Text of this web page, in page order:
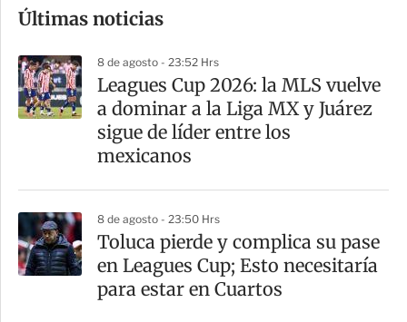
m
a
r
t
Últimas noticias
8 de agosto - 23:52 Hrs
Leagues Cup 2026: la MLS vuelve
a dominar a la Liga MX y Juárez
sigue de líder entre los
mexicanos
8 de agosto - 23:50 Hrs
Toluca pierde y complica su pase
en Leagues Cup; Esto necesitaría
para estar en Cuartos